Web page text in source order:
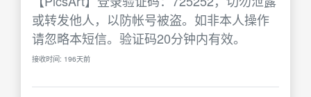
或转发他人，以防帐号被盗。如非本人操作
请忽略本短信。验证码20分钟内有效。
接收时间: 196天前